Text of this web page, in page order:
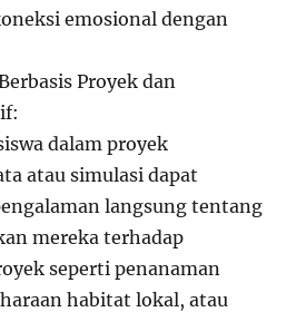
emosional dengan
Proyek dan
dalam proyek
atau simulasi dapat
langsung tentang
mereka terhadap
seperti penanaman
habitat lokal, atau